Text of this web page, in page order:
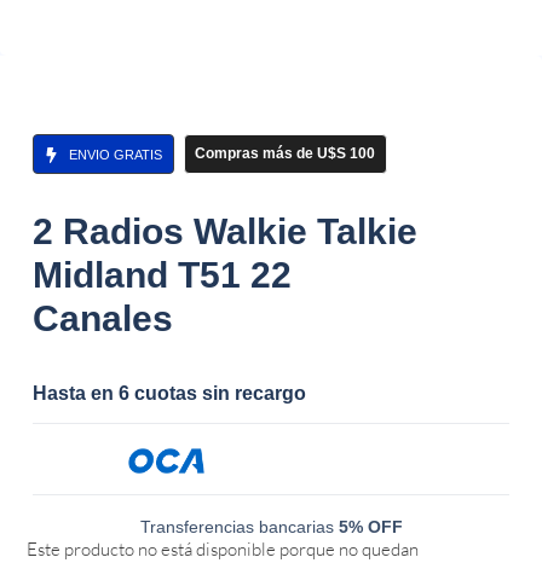
ENVIO GRATIS Compras más de U$S 100
2 Radios Walkie Talkie
Midland T51 22
Canales
Hasta en 6 cuotas sin recargo
Transferencias bancarias 5% OFF
Este producto no está disponible porque no quedan